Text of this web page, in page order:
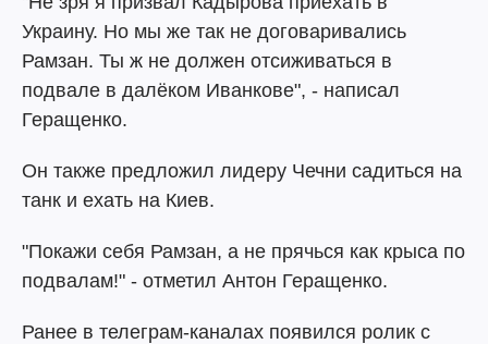
Украину. Но мы же так не договаривались
Рамзан. Ты ж не должен отсиживаться в
подвале в далёком Иванкове", - написал
Геращенко.
Он также предложил лидеру Чечни садиться на
танк и ехать на Киев.
"Покажи себя Рамзан, а не прячься как крыса по
подвалам!" - отметил Антон Геращенко.
Ранее в телеграм-каналах появился ролик с